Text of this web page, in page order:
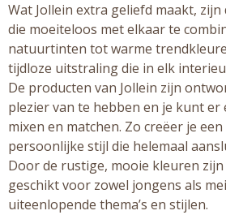
Wat Jollein extra geliefd maakt,
die moeiteloos met elkaar te
natuurtinten tot warme
tijdloze uitstraling die in elk
De producten van Jollein zijn
plezier van te hebben en je kunt er
mixen en matchen. Zo creëer je
persoonlijke stijl die helemaal
Door de rustige, mooie kleuren
geschikt voor zowel jongens als
uiteenlopende thema’s en stijlen.